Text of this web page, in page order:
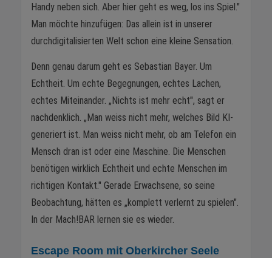
Handy neben sich. Aber hier geht es weg, los ins Spiel."
Man möchte hinzufügen: Das allein ist in unserer
durchdigitalisierten Welt schon eine kleine Sensation.
Denn genau darum geht es Sebastian Bayer. Um
Echtheit. Um echte Begegnungen, echtes Lachen,
echtes Miteinander. „Nichts ist mehr echt", sagt er
nachdenklich. „Man weiss nicht mehr, welches Bild KI-
generiert ist. Man weiss nicht mehr, ob am Telefon ein
Mensch dran ist oder eine Maschine. Die Menschen
benötigen wirklich Echtheit und echte Menschen im
richtigen Kontakt." Gerade Erwachsene, so seine
Beobachtung, hätten es „komplett verlernt zu spielen".
In der Mach!BAR lernen sie es wieder.
Escape Room mit Oberkircher Seele